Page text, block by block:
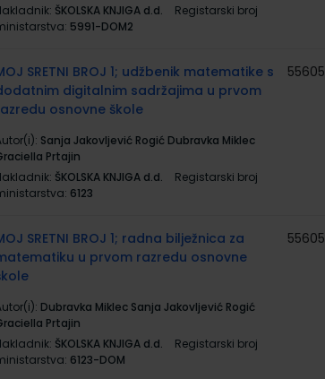
ŠKOLSKA KNJIGA d.d.
Registarski broj
5991-DOM2
SRETNI BROJ 1; udžbenik matematike s
digitalnim sadržajima u prvom
osnovne škole
Sanja Jakovljević Rogić Dubravka Miklec
Prtajin
ŠKOLSKA KNJIGA d.d.
Registarski broj
6123
SRETNI BROJ 1; radna bilježnica za
u prvom razredu osnovne
Dubravka Miklec Sanja Jakovljević Rogić
Prtajin
ŠKOLSKA KNJIGA d.d.
Registarski broj
6123-DOM